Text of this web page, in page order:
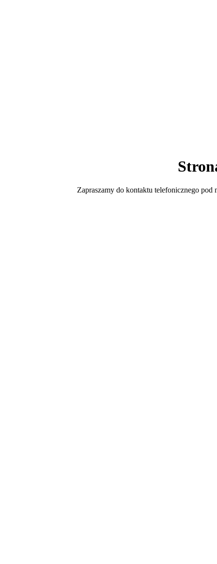
Zapraszamy do kontaktu telefonicznego pod